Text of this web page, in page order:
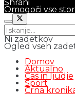
Shrani
Omogoči vse
Ni zadetkov
Ogled vseh
Domov
Aktualno
Čas in ljudje
Šport
Črna